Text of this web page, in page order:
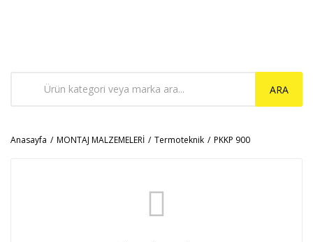
ARA
Anasayfa MONTAJ MALZEMELERİ Termoteknik PKKP 900